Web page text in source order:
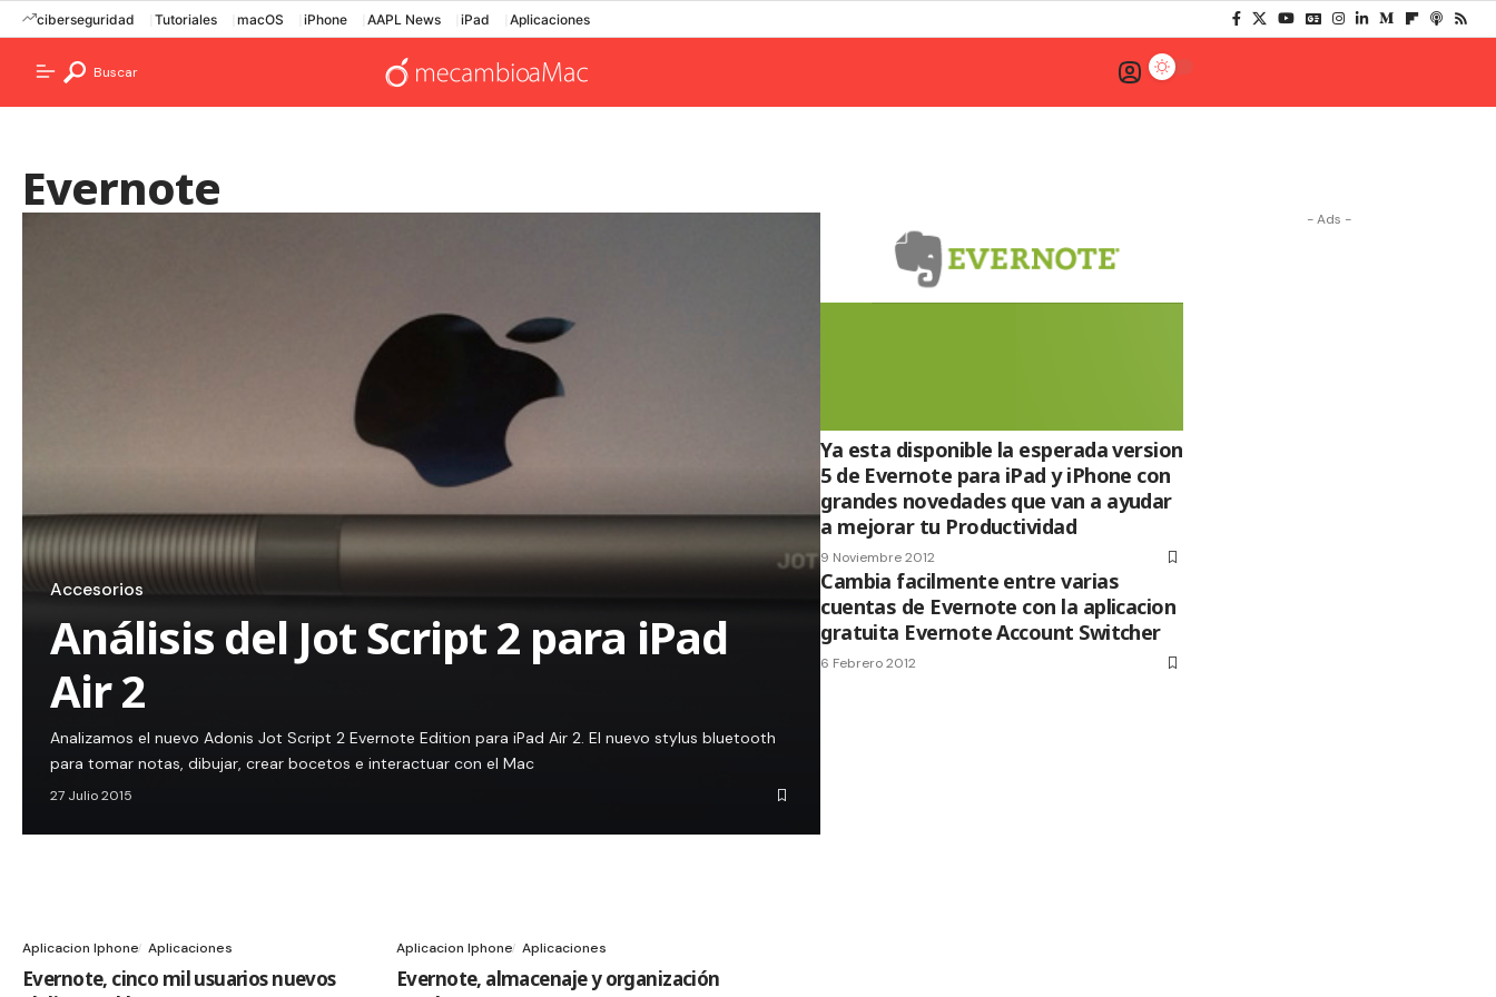
ciberseguridad Tutoriales macOS iPhone AAPL News iPad Aplicaciones
Buscar
Evernote
Accesorios
Análisis del Jot Script 2 para iPad
Air 2
Analizamos el nuevo Adonis Jot Script 2 Evernote Edition para iPad Air 2. El nuevo stylus bluetooth
para tomar notas, dibujar, crear bocetos e interactuar con el Mac
27 Julio 2015
Ya esta disponible la esperada version
5 de Evernote para iPad y iPhone con
grandes novedades que van a ayudar
a mejorar tu Productividad
9 Noviembre 2012
Cambia facilmente entre varias
cuentas de Evernote con la aplicacion
gratuita Evernote Account Switcher
6 Febrero 2012
- Ads -
Aplicacion Iphone Aplicaciones
Evernote, cinco mil usuarios nuevos
Aplicacion Iphone Aplicaciones
Evernote, almacenaje y organización